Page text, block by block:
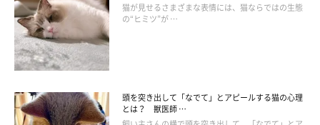
猫が見せるさまざまな表情には、猫ならではの生態
の“ヒミツ”が …
頭を突き出して「なでて」とアピールする猫の心理
とは？ 獣医師 …